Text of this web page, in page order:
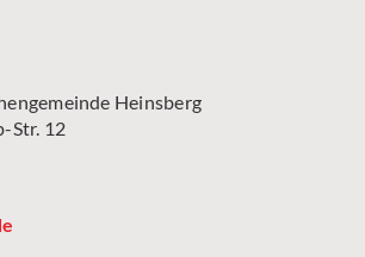
Heinsberg
Str. 12